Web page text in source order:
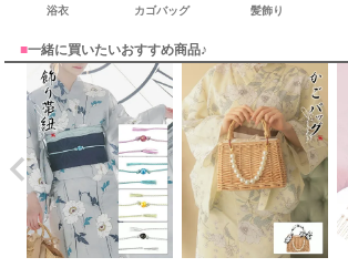
浴衣 カゴバッグ 髪飾り
■一緒に買いたいおすすめ商品♪